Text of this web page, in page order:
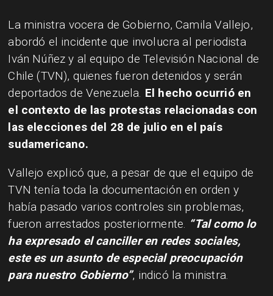
La ministra vocera de Gobierno, Camila Vallejo,
abordó el incidente que involucra al periodista
Iván Núñez y al equipo de Televisión Nacional de
Chile (TVN), quienes fueron detenidos y serán
deportados de Venezuela. El hecho ocurrió en
el contexto de las protestas relacionadas con
las elecciones del 28 de julio en el país
sudamericano.
Vallejo explicó que, a pesar de que el equipo de
TVN tenía toda la documentación en orden y
había pasado varios controles sin problemas,
fueron arrestados posteriormente. “Tal como lo
ha expresado el canciller en redes sociales,
este es un asunto de especial preocupación
para nuestro Gobierno”, indicó la ministra.